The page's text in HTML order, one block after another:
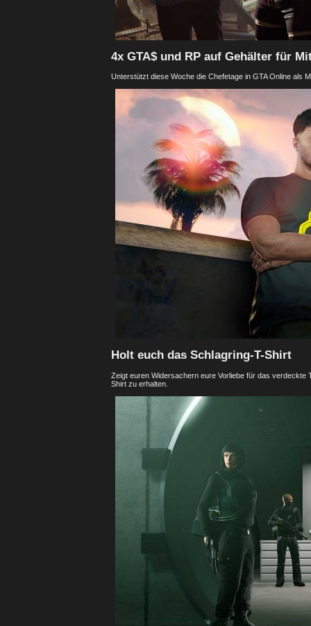
4x GTA$ und RP auf Gehälter für
Unterstützt diese Woche die Chefetage in GTA Online als
Holt euch das Schlagring-T-Shirt
Zeigt euren Widersachern eure Vorliebe für das verdeckte
Shirt zu erhalten.